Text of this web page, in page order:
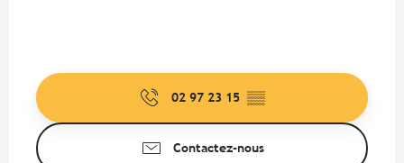
02 97 23 15 ▒▒
Contactez-nous